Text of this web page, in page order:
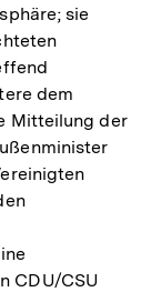
sie
dem
Mitteilung der
CDU/CSU